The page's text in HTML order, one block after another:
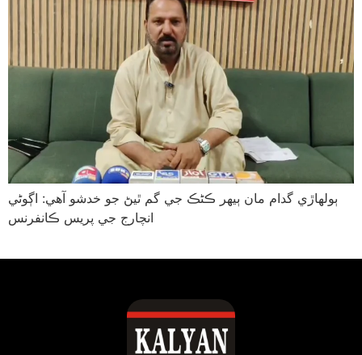
ٻولھاڙي گدام مان ٻيهر ڪڻڪ جي گم ٿيڻ جو خدشو آھي: اڳوڻي
انچارج جي پريس ڪانفرنس